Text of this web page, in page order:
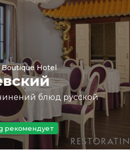
Hotel
блюд русской
рекомендует